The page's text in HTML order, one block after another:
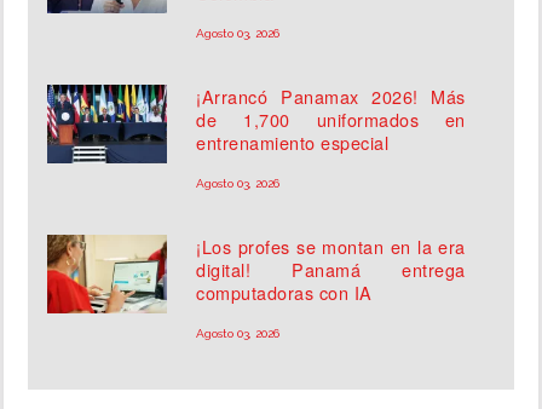
Agosto 03, 2026
¡Arrancó Panamax 2026! Más
de 1,700 uniformados en
entrenamiento especial
Agosto 03, 2026
¡Los profes se montan en la era
digital! Panamá entrega
computadoras con IA
Agosto 03, 2026